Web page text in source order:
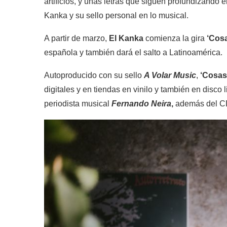
Kanka y su sello personal en lo musical.
A partir de marzo, El Kanka comienza la gira
española y también dará el salto a Latinoamérica.
Autoproducido con su sello A Volar Music,
digitales y en tiendas en vinilo y también en disco
periodista musical Fernando Neira, además del